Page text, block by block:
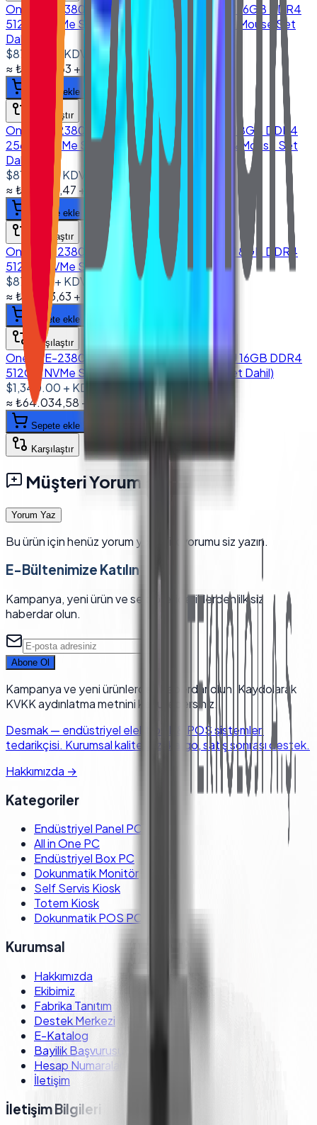
Onega E-2380 23.8'' All in One PC I5 8250U 16GB DDR4
512GB NVMe SSD Wi-Fi & Camera (Klavye & Mouse Set
Dahil)
$875.00
+ KDV
≈₺41.813,63 + KDV (%
Sepete ekle
Karşılaştır
Onega E-2380 23.8'' All in One PC I5 8250U 8GB DDR4
256GB NVMe SSD Wi-Fi & Camera (Klavye & Mouse Set
Dahil)
$810.00
+ KDV
≈₺38.707,47 + KDV (%
Sepete ekle
Karşılaştır
Onega E-2380 23.8'' All in One PC I5 8250U 8GB DDR4
512GB NVMe SSD Wi-Fi & Camera
$875.00
+ KDV
≈₺41.813,63 + KDV
Sepete ekle
Karşılaştır
Onega E-2380 23.8'' All in One PC I7 10710U 16GB DDR4
512GB NVMe SSD Wi-Fi (Klavye & Mouse Set Dahil)
$1,340.00 + KDV
≈₺64.034,58 + KDV
Sepete ekle
Karşılaştır
Müşteri Yorumları
Yorum Yaz
Bu ürün için henüz yorum yok — ilk yorumu siz yazın.
E-Bültenimize Katılın
Kampanya, yeni ürün ve sektörel içeriklerden ilk siz
haberdar olun.
Abone Ol
Kampanya ve yeni ürünlerden haberdar olun. Kaydolarak
KVKK aydınlatma metnini kabul edersiniz.
Desmak— endüstriyel elektronik & POS sistemleri
tedarikçisi. Kurumsal kalite, hızlı kargo, satış sonrası destek.
Hakkımızda →
Kategoriler
Endüstriyel Panel PC
All in One PC
Endüstriyel Box PC
Dokunmatik Monitör
Self Servis Kiosk
Totem Kiosk
Dokunmatik POS PC
Kurumsal
Hakkımızda
Ekibimiz
Fabrika Tanıtım
Destek Merkezi
E-Katalog
Bayilik Başvurusu
Hesap Numaraları
İletişim
İletişim Bilgileri